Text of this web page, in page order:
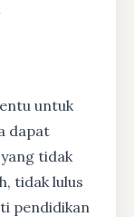
untuk
dapat
tidak
tidak lulus
pendidikan